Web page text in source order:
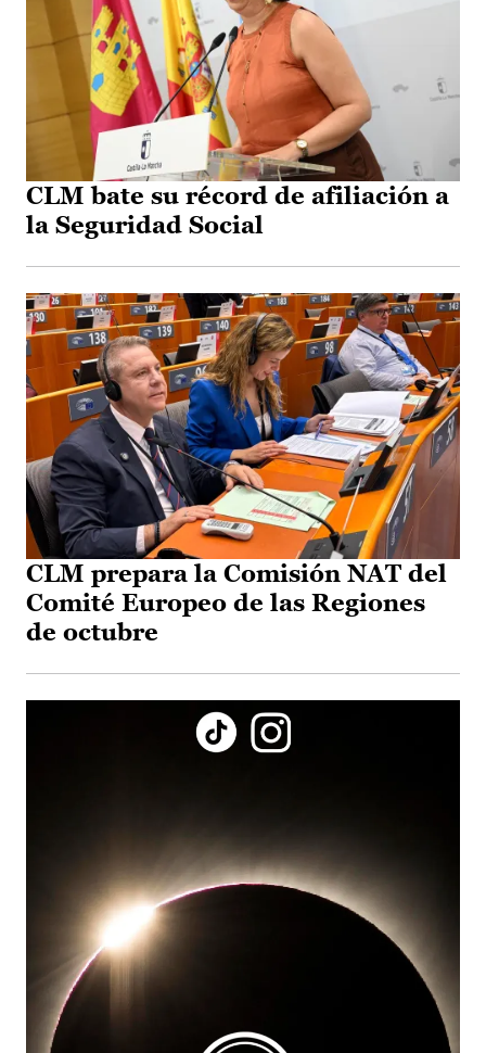
CLM bate su récord de afiliación a
la Seguridad Social
CLM prepara la Comisión NAT del
Comité Europeo de las Regiones
de octubre